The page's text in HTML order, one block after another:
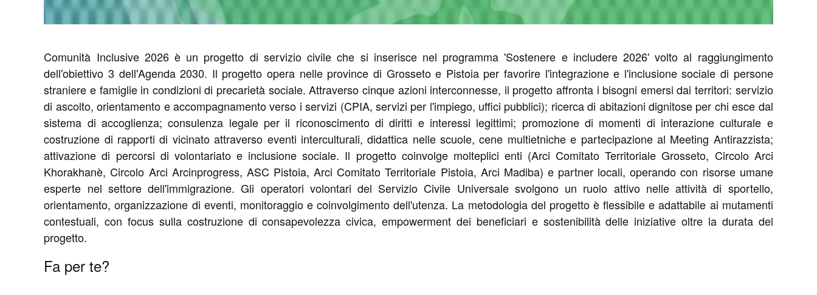
Comunità Inclusive 2026 è un progetto di servizio civile che si inserisce nel programma 'Sostenere e includere 2026' volto al raggiungimento
dell'obiettivo 3 dell'Agenda 2030. Il progetto opera nelle province di Grosseto e Pistoia per favorire l'integrazione e l'inclusione sociale di persone
straniere e famiglie in condizioni di precarietà sociale. Attraverso cinque azioni interconnesse, il progetto affronta i bisogni emersi dai territori: servizio
di ascolto, orientamento e accompagnamento verso i servizi (CPIA, servizi per l'impiego, uffici pubblici); ricerca di abitazioni dignitose per chi esce dal
sistema di accoglienza; consulenza legale per il riconoscimento di diritti e interessi legittimi; promozione di momenti di interazione culturale e
costruzione di rapporti di vicinato attraverso eventi interculturali, didattica nelle scuole, cene multietniche e partecipazione al Meeting Antirazzista;
attivazione di percorsi di volontariato e inclusione sociale. Il progetto coinvolge molteplici enti (Arci Comitato Territoriale Grosseto, Circolo Arci
Khorakhanè, Circolo Arci Arcinprogress, ASC Pistoia, Arci Comitato Territoriale Pistoia, Arci Madiba) e partner locali, operando con risorse umane
esperte nel settore dell'immigrazione. Gli operatori volontari del Servizio Civile Universale svolgono un ruolo attivo nelle attività di sportello,
orientamento, organizzazione di eventi, monitoraggio e coinvolgimento dell'utenza. La metodologia del progetto è flessibile e adattabile ai mutamenti
contestuali, con focus sulla costruzione di consapevolezza civica, empowerment dei beneficiari e sostenibilità delle iniziative oltre la durata del
progetto.
Fa per te?